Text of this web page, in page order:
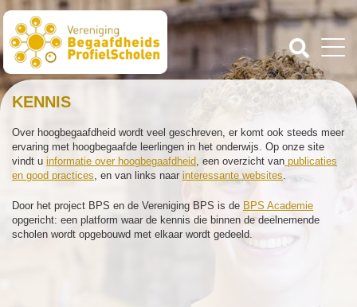
KENNIS
Over hoogbegaafdheid wordt veel geschreven, er komt ook steeds meer
ervaring met hoogbegaafde leerlingen in het onderwijs. Op onze site
vindt u informatie over hoogbegaafdheid, een overzicht van publicaties
en good practices, en van links naar interessante websites.
Door het project BPS en de Vereniging BPS is de BPS Academie
opgericht: een platform waar de kennis die binnen de deelnemende
scholen wordt opgebouwd met elkaar wordt gedeeld.